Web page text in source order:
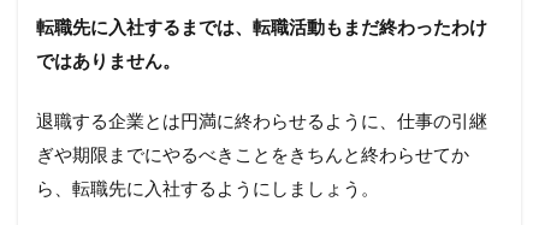
転職先に入社するまでは、転職活動もまだ終わったわけ
ではありません。
退職する企業とは円満に終わらせるように、仕事の引継
ぎや期限までにやるべきことをきちんと終わらせてか
ら、転職先に入社するようにしましょう。